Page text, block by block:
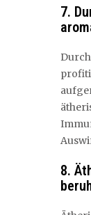
7.
8.